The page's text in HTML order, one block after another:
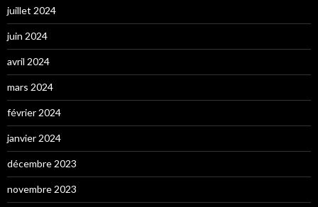
juillet 2024
juin 2024
avril 2024
mars 2024
février 2024
janvier 2024
décembre 2023
novembre 2023